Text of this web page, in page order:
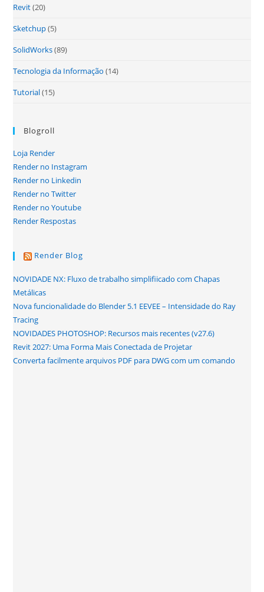
Revit(20)
Sketchup(5)
SolidWorks(89)
Tecnologia da Informação (14)
Tutorial(15)
Blogroll
Loja Render
Render no Instagram
Render no Linkedin
Render no Twitter
Render no Youtube
Render Respostas
Render Blog
NOVIDADE NX: Fluxo de trabalho simplifiicado com Chapas
Metálicas
Nova funcionalidade do Blender 5.1 EEVEE – Intensidade do Ray
Tracing
NOVIDADES PHOTOSHOP: Recursos mais recentes (v27.6)
Revit 2027: Uma Forma Mais Conectada de Projetar
Converta facilmente arquivos PDF para DWG com um comando